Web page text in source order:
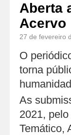
Aberta
Acervo
27 de fevereiro
O
torna
As
2021,
Temático,